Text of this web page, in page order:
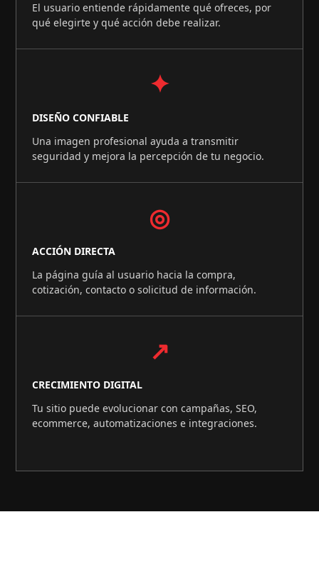
El usuario entiende rápidamente qué ofreces, por
qué elegirte y qué acción debe realizar.
✦
DISEÑO CONFIABLE
Una imagen profesional ayuda a transmitir
seguridad y mejora la percepción de tu negocio.
◎
ACCIÓN DIRECTA
La página guía al usuario hacia la compra,
cotización, contacto o solicitud de información.
↗
CRECIMIENTO DIGITAL
Tu sitio puede evolucionar con campañas, SEO,
ecommerce, automatizaciones e integraciones.